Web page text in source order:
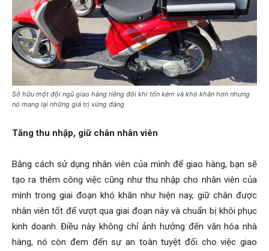
Sở hữu một đội ngũ giao hàng riêng đôi khi tốn kém và khó khăn hơn nhưng
nó mang lại những giá trị xứng đáng
Tăng thu nhập, giữ chân nhân viên
Bằng cách sử dụng nhân viên của mình để giao hàng, bạn sẽ
tạo ra thêm công việc cũng như thu nhập cho nhân viên của
mình trong giai đoạn khó khăn như hiện nay, giữ chân được
nhân viên tốt để vượt qua giai đoạn này và chuẩn bị khôi phục
kinh doanh. Điều này không chỉ ảnh hưởng đến văn hóa nhà
hàng, nó còn đem đến sự an toàn tuyệt đối cho việc giao